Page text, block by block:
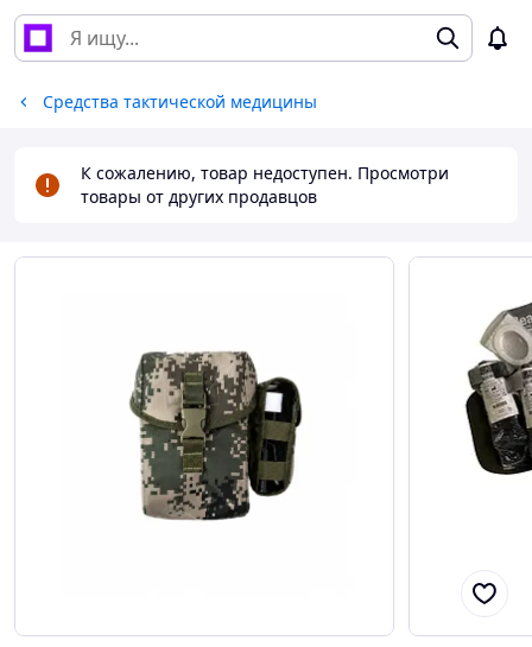
Средства тактической медицины
К сожалению, товар недоступен. Просмотри
товары от других продавцов